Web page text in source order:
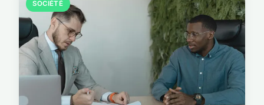
SOCIÉTÉ